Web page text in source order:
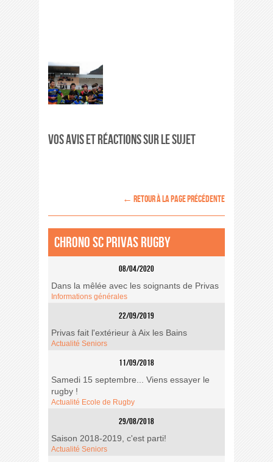
Vos avis et réactions sur le sujet
← retour à la page précédente
Chrono SC Privas Rugby
08/04/2020
Dans la mêlée avec les soignants de Privas
Informations générales
22/09/2019
Privas fait l'extérieur à Aix les Bains
Actualité Seniors
11/09/2018
Samedi 15 septembre... Viens essayer le
rugby !
Actualité Ecole de Rugby
29/08/2018
Saison 2018-2019, c'est parti!
Actualité Seniors